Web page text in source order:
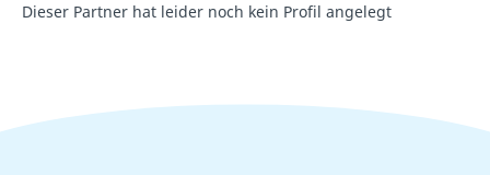
Dieser Partner hat leider noch kein Profil angelegt